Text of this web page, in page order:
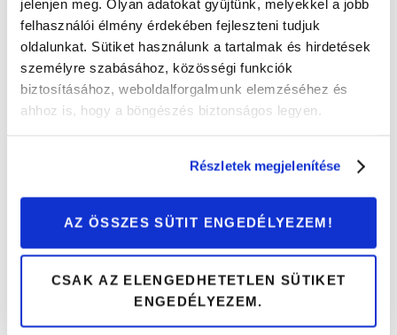
jelenjen meg. Olyan adatokat gyűjtünk, melyekkel a jobb
felhasználói élmény érdekében fejleszteni tudjuk
oldalunkat. Sütiket használunk a tartalmak és hirdetések
személyre szabásához, közösségi funkciók
biztosításához, weboldalforgalmunk elemzéséhez és
ahhoz is, hogy a böngészés biztonságos legyen.
Részletek megjelenítése
AZ ÖSSZES SÜTIT ENGEDÉLYEZEM!
CSAK AZ ELENGEDHETETLEN SÜTIKET
ENGEDÉLYEZEM.
Autós sztorik